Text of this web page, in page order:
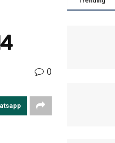
0